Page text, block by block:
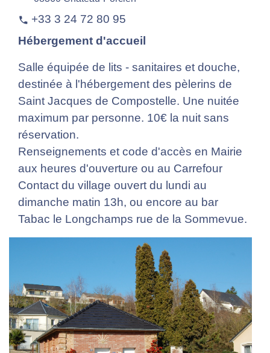
phone +33 3 24 72 80 95
Hébergement d'accueil
Salle équipée de lits - sanitaires et douche,
destinée à l'hébergement des pèlerins de
Saint Jacques de Compostelle. Une nuitée
maximum par personne. 10€ la nuit sans
réservation.
Renseignements et code d'accès en Mairie
aux heures d'ouverture ou au Carrefour
Contact du village ouvert du lundi au
dimanche matin 13h, ou encore au bar
Tabac le Longchamps rue de la Sommevue.